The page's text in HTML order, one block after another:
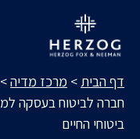
דף הבית > מרכז מדיה>
חברה לביטוח בעסקה
ביטוחי החיים